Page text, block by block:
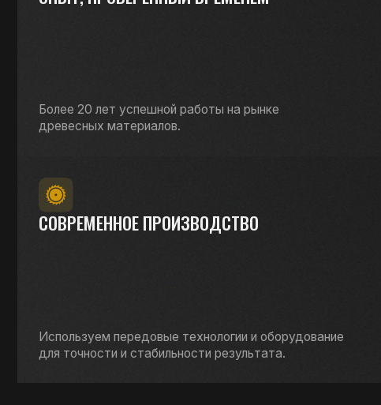
КОНСУЛЬТАЦИЮ
+7 (81836) 6-62-02 +7 (81836) 6-62-03